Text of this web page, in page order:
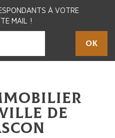
À VOTRE
MAIL !
OK
de